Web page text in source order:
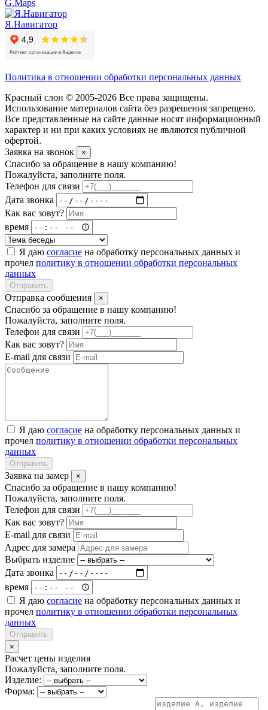
G.Maps
Я.Навигатор
Политика в отношении обработки персональных данных
Красный слон © 2005-2026 Все права защищены.
Использование материалов сайта без разрешения запрещено.
Все представленные на сайте данные носят информационный
характер и ни при каких условиях не являются публичной
офертой.
Заявка на звонок
×
Спасибо за обращение в нашу компанию!
Пожалуйста, заполните поля.
Телефон для связи
Дата звонка
Как вас зовут?
время
Я даю согласие на обработку персональных данных и
прочел политику в отношении обработки персональных
данных
Отправить
Отправка сообщения ×
Спасибо за обращение в нашу компанию!
Пожалуйста, заполните поля.
Телефон для связи
Как вас зовут?
E-mail для связи
Я даю согласие на обработку персональных данных и
прочел политику в отношении обработки персональных
данных
Отправить
Заявка на замер ×
Спасибо за обращение в нашу компанию!
Пожалуйста, заполните поля.
Телефон для связи
Как вас зовут?
E-mail для связи
Адрес для замера
Выбрать изделие
Дата звонка
время
Я даю согласие на обработку персональных данных и
прочел политику в отношении обработки персональных
данных
Отправить
×
Расчет цены изделия
Пожалуйста, заполните поля.
Изделие:
Форма: